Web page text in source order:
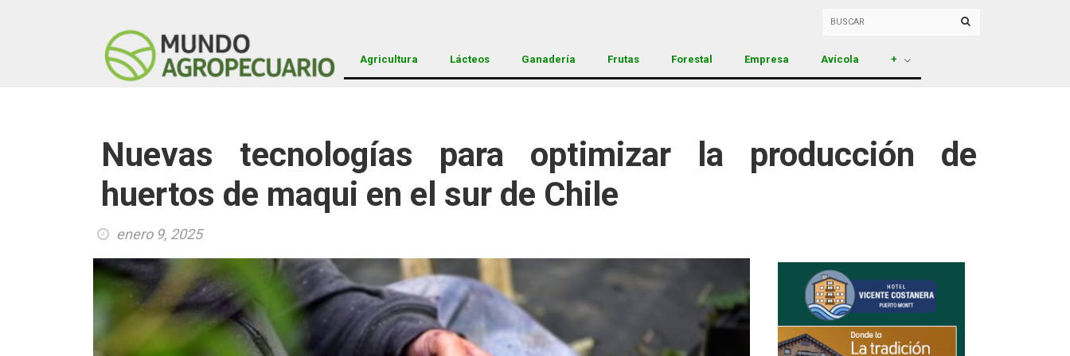
Agricultura Lácteos Ganadería Frutas Forestal Empresa Avícola +
Nuevas tecnologías para optimizar la producción de
huertos de maqui en el sur de Chile
enero 9, 2025